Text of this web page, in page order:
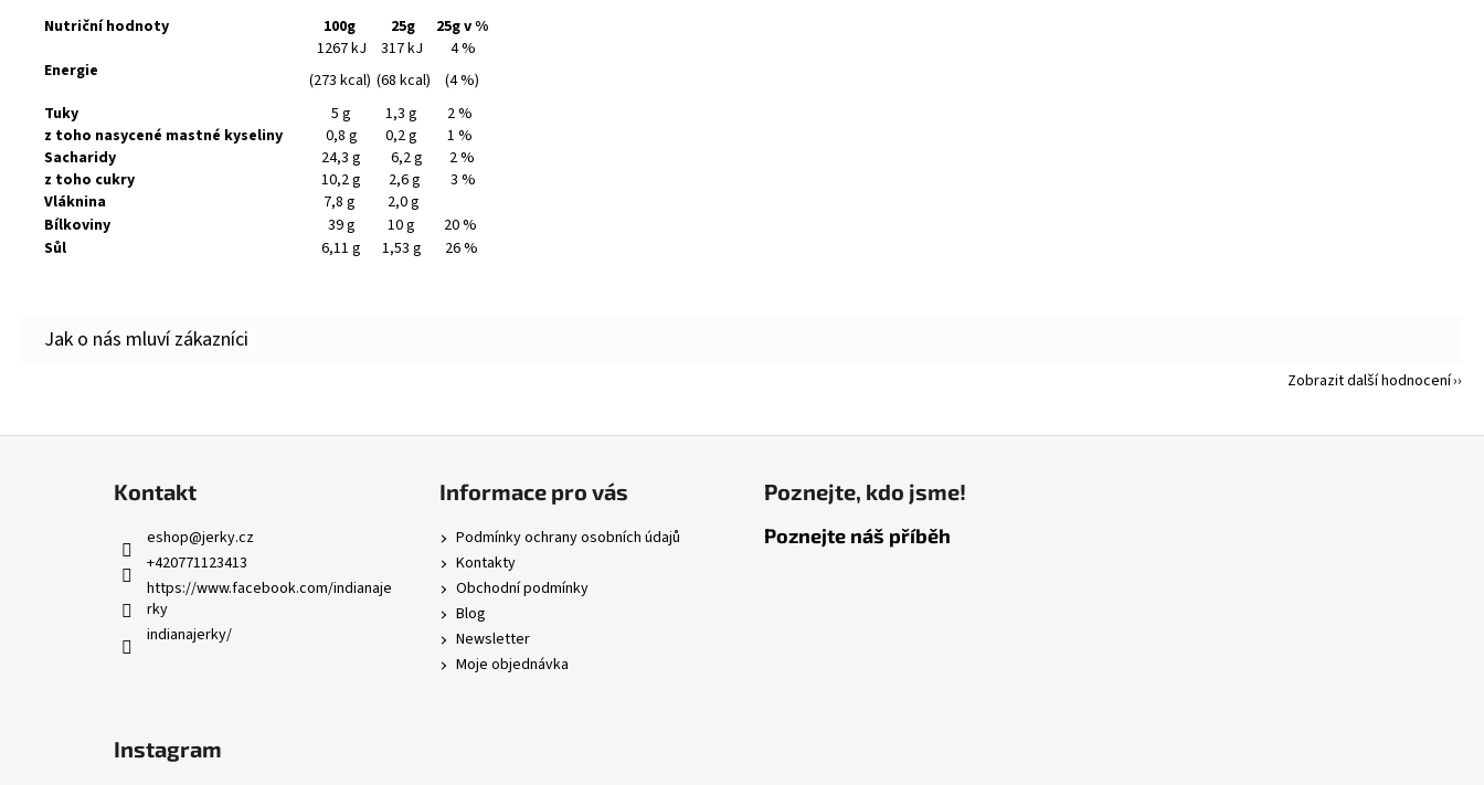
Nutriční hodnoty 100g 25g
25g v %
Energie
1267 kJ
(273 kcal)
317 kJ
(68 kcal)
4 %
(4 %)
Tuky
5 g 1,3 g
2 %
z toho nasycené mastné kyseliny
0,8 g 0,2 g
1 %
Sacharidy
24,3 g 6,2 g
2 %
z toho cukry
10,2 g 2,6 g
3 %
Vláknina
7,8 g
2,0 g
Bílkoviny
39 g 10 g
20 %
Sůl
6,11 g 1,53 g 26 %
Zobrazit další hodnocení
Kontakt
eshop@jerky.cz
+420771123413
https://www.facebook.com/indianaje
rky
indianajerky/
Informace pro vás
Podmínky ochrany osobních údajů
Kontakty
Obchodní podmínky
Blog
Newsletter
Moje objednávka
Poznejte, kdo jsme!
Poznejte náš příběh
Instagram